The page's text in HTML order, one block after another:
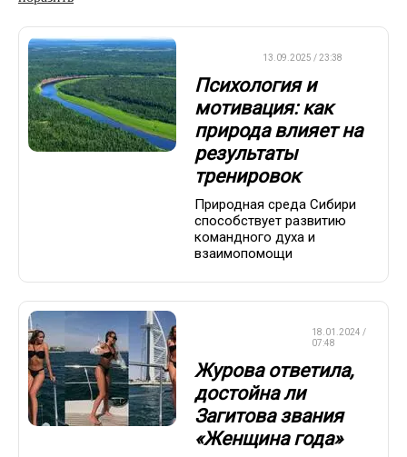
13.09.2025 / 23:38
Психология и
мотивация: как
природа влияет на
результаты
тренировок
Природная среда Сибири
способствует развитию
командного духа и
взаимопомощи
18.01.2024 /
07:48
Журова ответила,
достойна ли
Загитова звания
«Женщина года»